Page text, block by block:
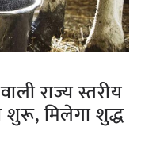
राज्य स्तरीय
शुरू, मिलेगा शुद्ध